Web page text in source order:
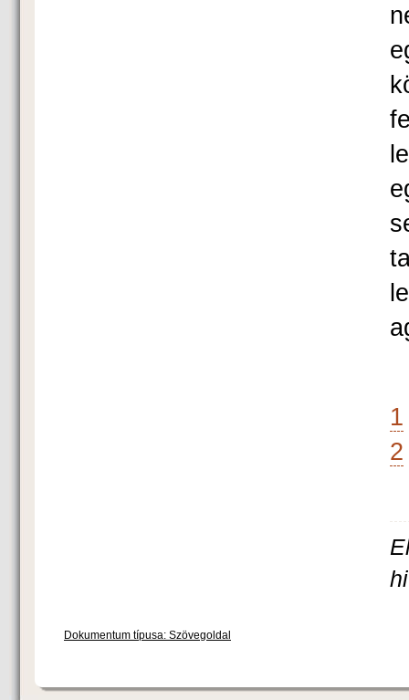
1
2
Dokumentum típusa: Szövegoldal